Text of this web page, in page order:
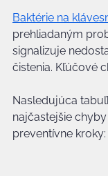
Baktérie na
prehliadaným
signalizuje
čistenia. Kľúčové
Nasledujúca
najčastejšie
preventívne kroky: